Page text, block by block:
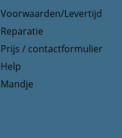
Voorwaarden/Levertijd
Reparatie
Prijs / contactformulier
Help
Mandje